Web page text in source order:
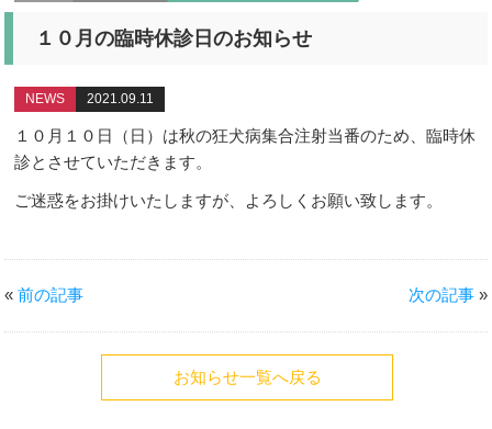
１０月の臨時休診日のお知らせ
NEWS 2021.09.11
１０月１０日（日）は秋の狂犬病集合注射当番のため、臨時休
診とさせていただきます。
ご迷惑をお掛けいたしますが、よろしくお願い致します。
«前の記事 次の記事»
お知らせ一覧へ戻る